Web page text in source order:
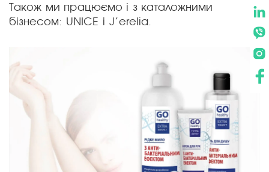
Також ми працюємо і з каталожними
бізнесом: UNICE і J’erelia.